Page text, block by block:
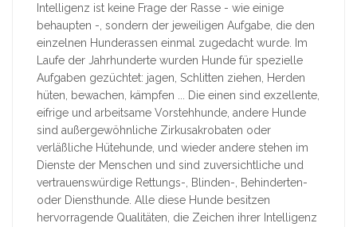
Intelligenz ist keine Frage der Rasse - wie einige
behaupten -, sondern der jeweiligen Aufgabe, die den
einzelnen Hunderassen einmal zugedacht wurde. Im
Laufe der Jahrhunderte wurden Hunde für spezielle
Aufgaben gezüchtet: jagen, Schlitten ziehen, Herden
hüten, bewachen, kämpfen ... Die einen sind exzellente,
eifrige und arbeitsame Vorstehhunde, andere Hunde
sind außergewöhnliche Zirkusakrobaten oder
verläßliche Hütehunde, und wieder andere stehen im
Dienste der Menschen und sind zuversichtliche und
vertrauenswürdige Rettungs-, Blinden-, Behinderten-
oder Diensthunde. Alle diese Hunde besitzen
hervorragende Qualitäten, die Zeichen ihrer Intelligenz